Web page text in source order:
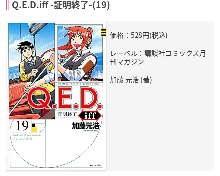
Q.E.D.iff -証明終了-(19)
価格：528円(税込)
レーベル：講談社コミックス月
刊マガジン
加藤 元浩 (著)